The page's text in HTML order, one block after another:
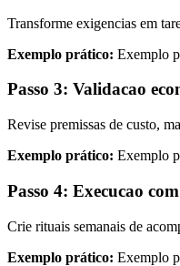
Transforme exigencias em
Exemplo prático: Exemplo
Passo 3: Validacao
Revise premissas de custo,
Exemplo prático: Exemplo
Passo 4: Execucao
Crie rituais semanais de
Exemplo prático: Exemplo